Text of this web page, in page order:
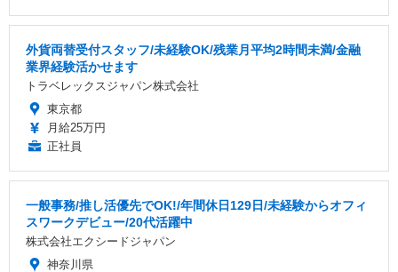
外貨両替受付スタッフ/未経験OK/残業月平均2時間未満/金融
業界経験活かせます
トラベレックスジャパン株式会社
東京都
月給25万円
正社員
一般事務/推し活優先でOK!/年間休日129日/未経験からオフィ
スワークデビュー/20代活躍中
株式会社エクシードジャパン
神奈川県